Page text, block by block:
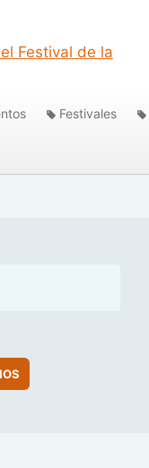
Festival de la
Festivales